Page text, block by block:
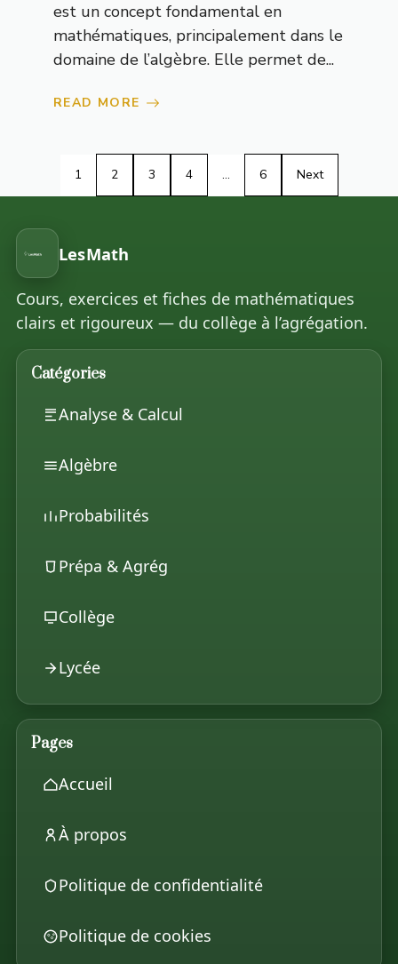
est un concept fondamental en
mathématiques, principalement dans le
domaine de l’algèbre. Elle permet de...
READ MORE
1 2 3 4 … 6 Next
LesMath
Cours, exercices et fiches de mathématiques
clairs et rigoureux — du collège à l’agrégation.
Catégories
Analyse & Calcul
Algèbre
Probabilités
Prépa & Agrég
Collège
Lycée
Pages
Accueil
À propos
Politique de confidentialité
Politique de cookies